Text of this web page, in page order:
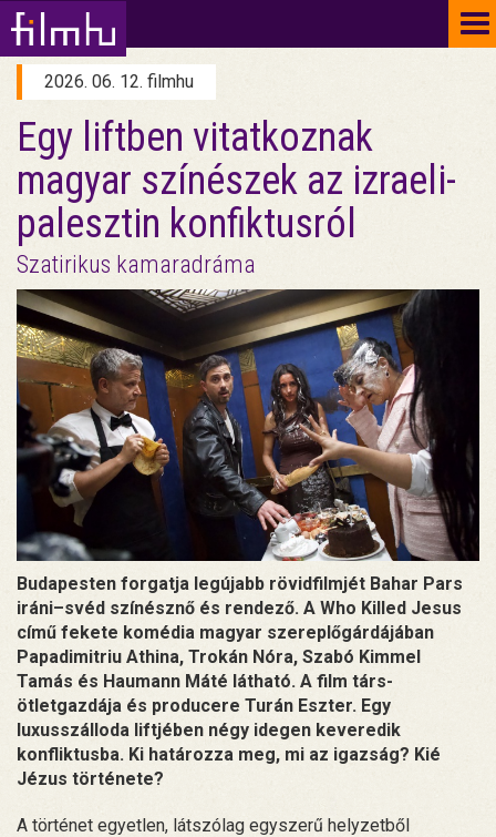
2026. 06. 12. filmhu
Egy liftben vitatkoznak
magyar színészek az izraeli-
palesztin konfiktusról
Szatirikus kamaradráma
Budapesten forgatja legújabb rövidfilmjét Bahar Pars
iráni–svéd színésznő és rendező. A Who Killed Jesus
című fekete komédia magyar szereplőgárdájában
Papadimitriu Athina, Trokán Nóra, Szabó Kimmel
Tamás és Haumann Máté látható. A film társ-
ötletgazdája és producere Turán Eszter. Egy
luxusszálloda liftjében négy idegen keveredik
konfliktusba. Ki határozza meg, mi az igazság? Kié
Jézus története?
A történet egyetlen, látszólag egyszerű helyzetből